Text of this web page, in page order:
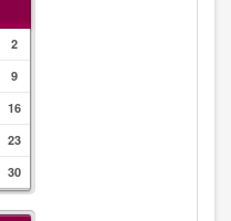
2
9
16
23
30